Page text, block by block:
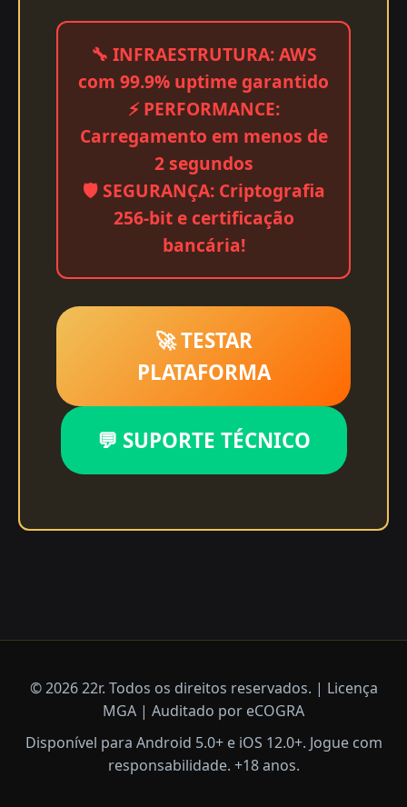
🔧 INFRAESTRUTURA: AWS
com 99.9% uptime garantido
⚡ PERFORMANCE:
Carregamento em menos de
2 segundos
🛡️ SEGURANÇA: Criptografia
256-bit e certificação
bancária!
🚀 TESTAR
PLATAFORMA
💬 SUPORTE TÉCNICO
© 2026 22r. Todos os direitos reservados. | Licença
MGA | Auditado por eCOGRA
Disponível para Android 5.0+ e iOS 12.0+. Jogue com
responsabilidade. +18 anos.